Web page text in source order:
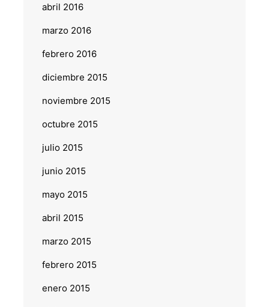
abril 2016
marzo 2016
febrero 2016
diciembre 2015
noviembre 2015
octubre 2015
julio 2015
junio 2015
mayo 2015
abril 2015
marzo 2015
febrero 2015
enero 2015